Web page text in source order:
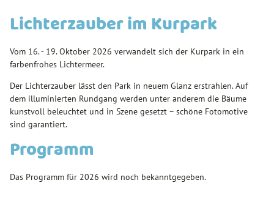
Lichterzauber im Kurpark
Vom 16. - 19. Oktober 2026 verwandelt sich der Kurpark in ein
farbenfrohes Lichtermeer.
Der Lichterzauber lässt den Park in neuem Glanz erstrahlen. Auf
dem illuminierten Rundgang werden unter anderem die Bäume
kunstvoll beleuchtet und in Szene gesetzt – schöne Fotomotive
sind garantiert.
Programm
Das Programm für 2026 wird noch bekanntgegeben.